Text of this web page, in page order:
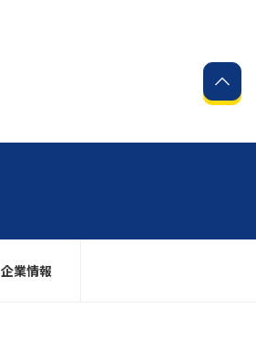
企業情報